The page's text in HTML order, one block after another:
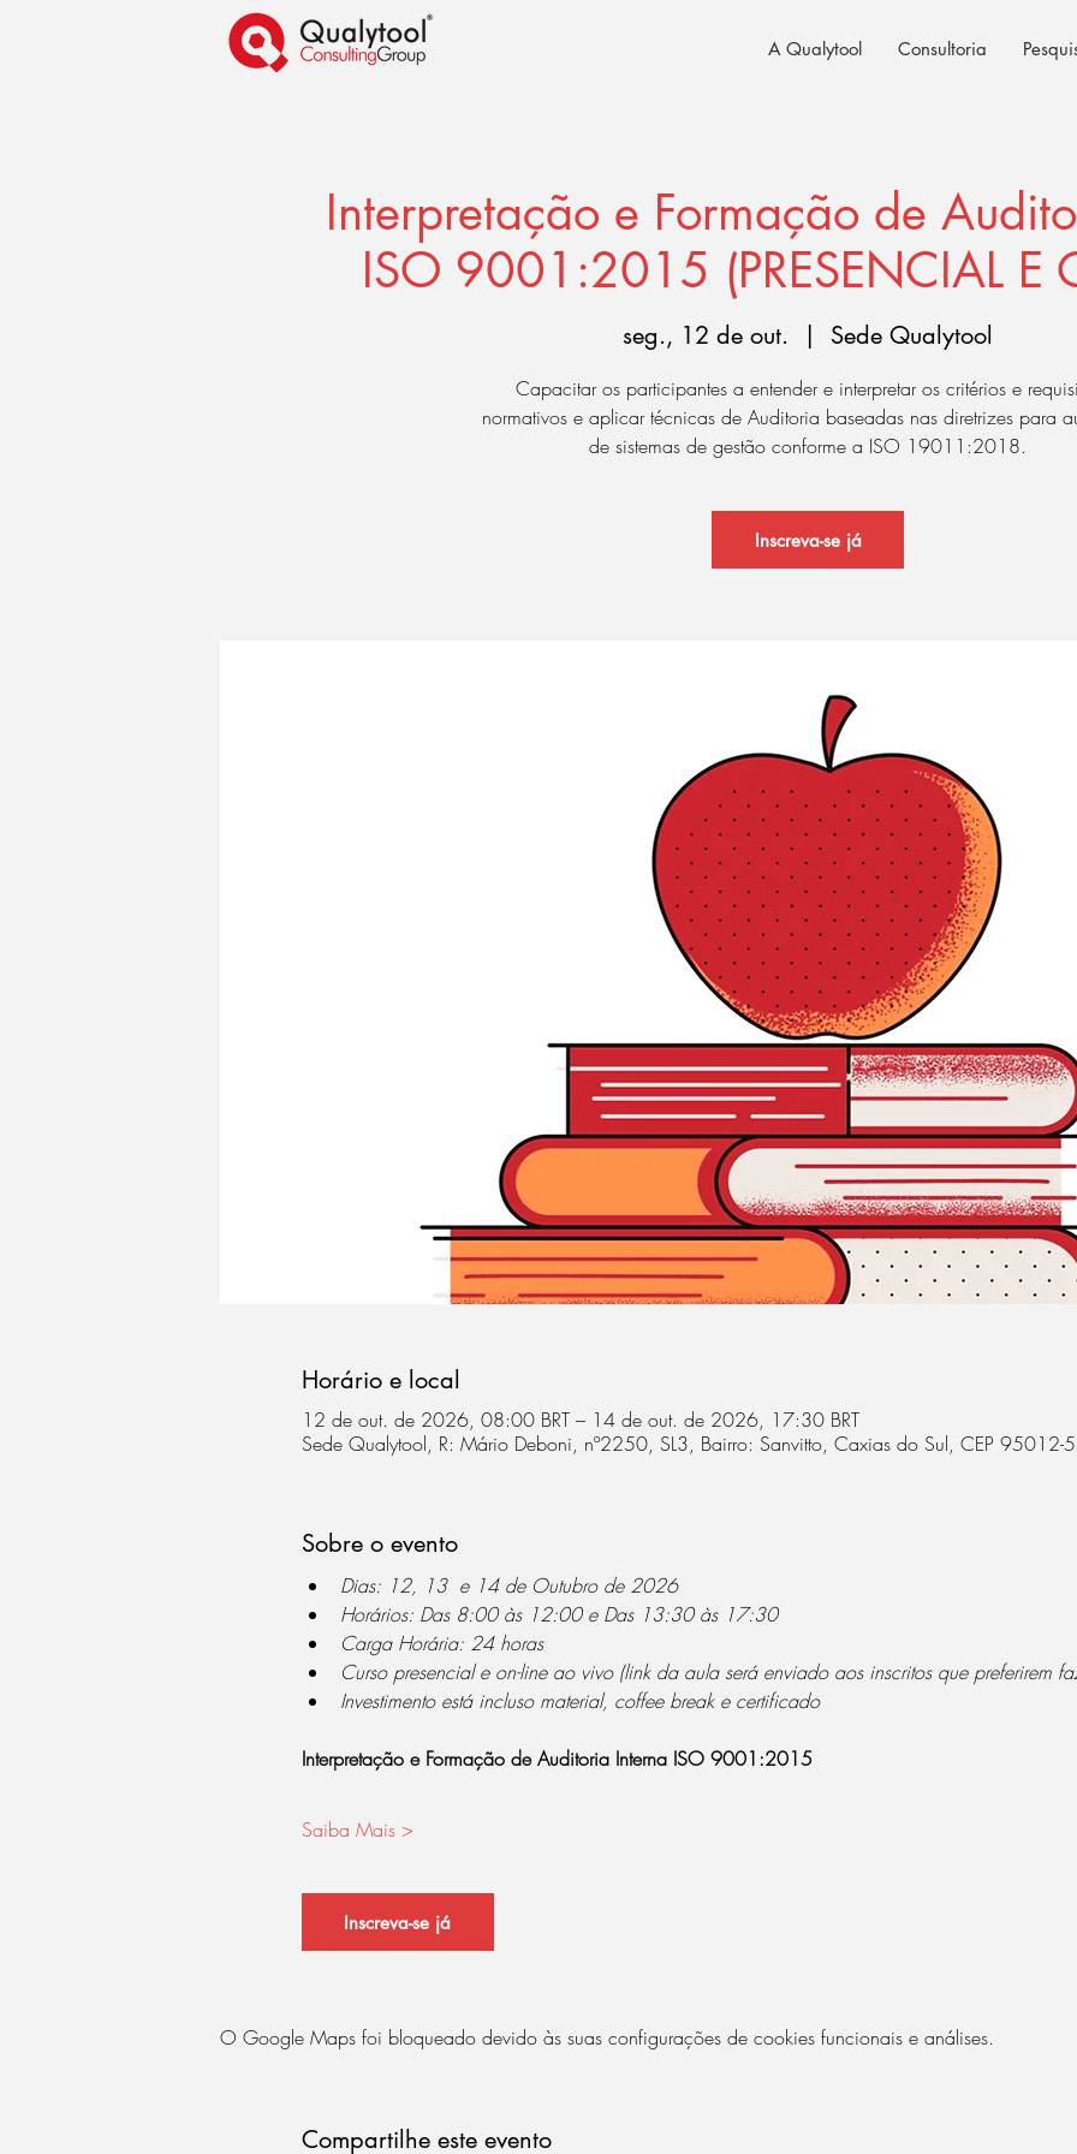
A Qualytool Consultoria
Interpretação e Formação de
ISO 9001:2015 (PRESENCIAL E
seg., 12 de out.
  |
Sede Qualytool
Capacitar os participantes a entender e interpretar os critérios e
normativos e aplicar técnicas de Auditoria baseadas nas diretrizes para
de sistemas de gestão conforme a ISO 19011:2018.
Inscreva-se já
Horário e local
12 de out. de 2026, 08:00 BRT – 14 de out. de 2026, 17:30 BRT
Sede Qualytool, R: Mário Deboni, nº2250, SL3, Bairro: Sanvitto, Caxias do Sul, CEP 95012-
Sobre o evento
Dias: 12, 13  e 14 de Outubro de 2026
Horários: Das 8:00 às 12:00 e Das 13:30 às 17:30
Carga Horária: 24 horas
Curso presencial e on-line ao vivo (link da aula será enviado aos inscritos que preferirem
Investimento está incluso material, coffee break e certificado
Interpretação e Formação de Auditoria Interna ISO 9001:2015
Saiba Mais >
Inscreva-se já
O Google Maps foi bloqueado devido às suas configurações de cookies funcionais e análises.
Compartilhe este evento